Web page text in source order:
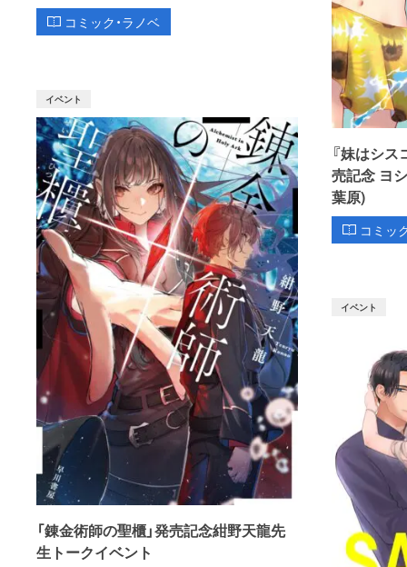
コミック・ラノベ
『妹はシ
売記念 ヨ
葉原)
コミッ
イベント
「錬金術師の聖櫃」発売記念紺野天龍先
生トークイベント
イベント